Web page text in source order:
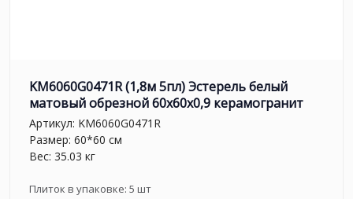
KM6060G0471R (1,8м 5пл) Эстерель белый
матовый обрезной 60x60x0,9 керамогранит
Артикул: KM6060G0471R
Размер: 60*60 см
Вес: 35.03 кг
Плиток в упаковке: 5 шт